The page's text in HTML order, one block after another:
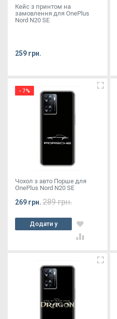
Кейс з принтом на
замовлення для OnePlus
Nord N20 SE
259 грн.
- 7%
Чохол з авто Порше для
OnePlus Nord N20 SE
269 грн. 289 грн.
Додати у
кошик